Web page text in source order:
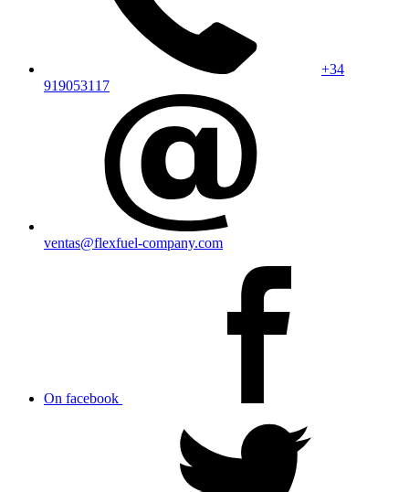
+34
919053117
ventas@flexfuel-company.com
On facebook